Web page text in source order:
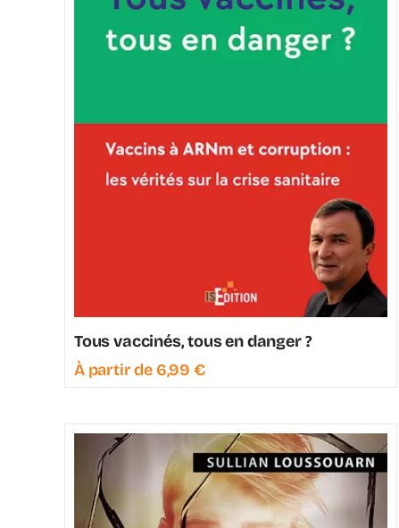
Tous vaccinés, tous en danger ?
À partir de 6,99 €